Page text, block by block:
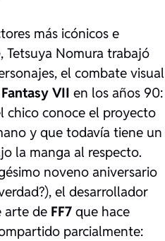
más icónicos e
Tetsuya Nomura trabajó
el combate visual
VII en los años 90:
chico conoce el proyecto
y que todavía tiene un
la manga al respecto.
noveno aniversario
el desarrollador
arte de FF7 que hace
parcialmente: